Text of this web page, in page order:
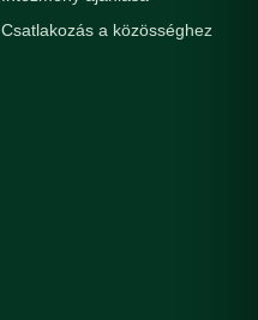
Csatlakozás a közösséghez